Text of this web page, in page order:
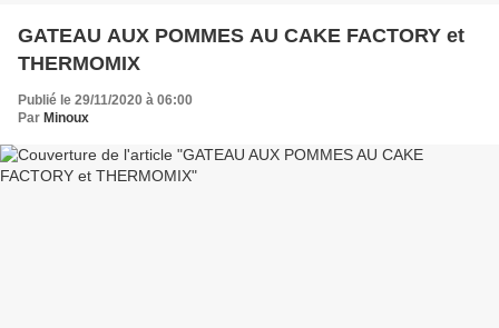
GATEAU AUX POMMES AU CAKE FACTORY et
THERMOMIX
Publié le 29/11/2020 à 06:00
Par Minoux